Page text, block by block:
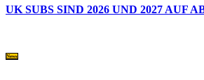
UK SUBS SIND 2026 UND 2027 AUF
News